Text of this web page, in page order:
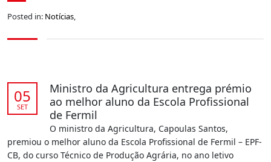
Posted in: Notícias,
05
SET
Ministro da Agricultura entrega prémio
ao melhor aluno da Escola Profissional
de Fermil
O ministro da Agricultura, Capoulas Santos,
premiou o melhor aluno da Escola Profissional de Fermil – EPF-
CB, do curso Técnico de Produção Agrária, no ano letivo